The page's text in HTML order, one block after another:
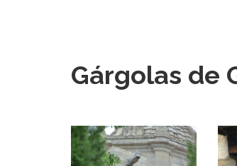
Gárgolas de